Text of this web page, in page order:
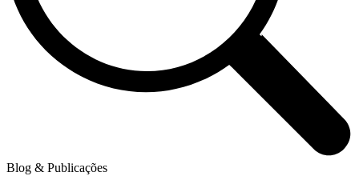
Blog & Publicações